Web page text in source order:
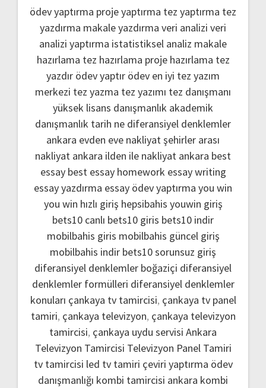
ödev yaptırma proje yaptırma tez yaptırma tez
yazdırma makale yazdırma veri analizi veri
analizi yaptırma istatistiksel analiz makale
hazırlama tez hazırlama proje hazırlama tez
yazdır ödev yaptır ödev en iyi tez yazım
merkezi tez yazma tez yazımı tez danışmanı
yüksek lisans danışmanlık akademik
danışmanlık tarih ne diferansiyel denklemler
ankara evden eve nakliyatşehirler arası
nakliyat ankara ilden ile nakliyat ankara best
essay best essay homework essay writing
essay yazdırma essay ödev yaptırma you win
you win hızlı giriş hepsibahis youwin giriş
bets10 canlı bets10 giris bets10 indir
mobilbahis giris mobilbahis güncel giriş
mobilbahis indir bets10 sorunsuz giriş
diferansiyel denklemler boğaziçi diferansiyel
denklemler formülleri diferansiyel denklemler
konuları çankaya tv tamircisi, çankaya tv panel
tamiri, çankaya televizyon, çankaya televizyon
tamircisi, çankaya uydu servisi Ankara
Televizyon Tamircisi Televizyon Panel Tamiri
tv tamircisi led tv tamiri çeviri yaptırma ödev
danışmanlığı kombi tamircisi ankara kombi